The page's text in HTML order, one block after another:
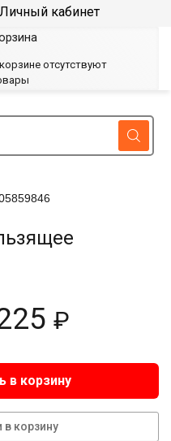
₽
в корзину
в корзину
Личный кабинет
отсутствуют